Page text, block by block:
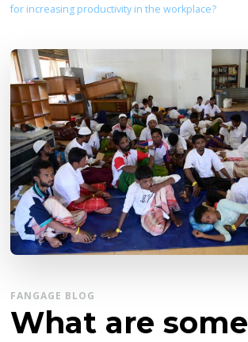
for increasing productivity in the workplace?
FANGAGE BLOG
What are some